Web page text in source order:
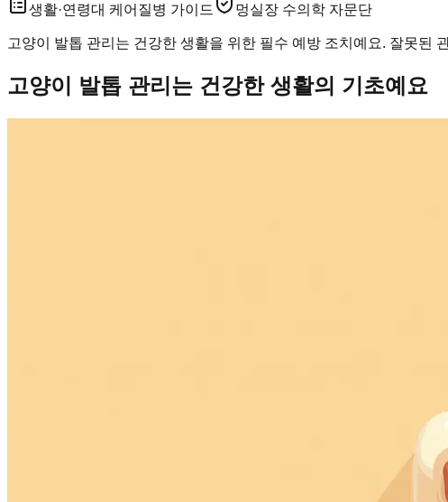
생활·연령대 케어 질병 가이드 멍실장 수의학 자문단
고양이 발톱 관리는 건강한 생활을 위한 필수 예방 조치예요. 잘못된
고양이 발톱 관리는 건강한 생활의 기초예요